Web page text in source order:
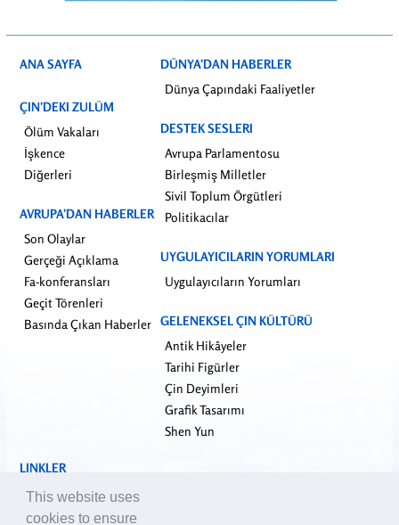
ANA SAYFA
ÇIN’DEKI ZULÜM
Ölüm Vakaları
İşkence
Diğerleri
AVRUPA’DAN HABERLER
Son Olaylar
Gerçeği Açıklama
Fa-konferansları
Geçit Törenleri
Basında Çıkan Haberler
DÜNYA’DAN HABERLER
Dünya Çapındaki Faaliyetler
DESTEK SESLERI
Avrupa Parlamentosu
Birleşmiş Milletler
Sivil Toplum Örgütleri
Politikacılar
UYGULAYICILARIN YORUMLARI
Uygulayıcıların Yorumları
GELENEKSEL ÇIN KÜLTÜRÜ
Antik Hikâyeler
Tarihi Figürler
Çin Deyimleri
Grafik Tasarımı
Shen Yun
LINKLER
falundafa.org
faluninfo.net
This website uses
cookies to ensure